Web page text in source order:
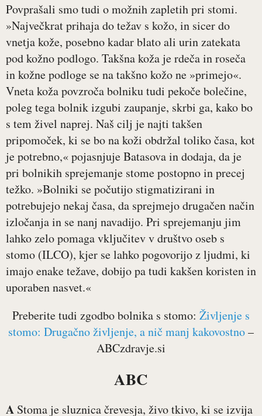
Povprašali smo tudi o možnih zapletih pri stomi.
»Največkrat prihaja do težav s kožo, in sicer do
vnetja kože, posebno kadar blato ali urin zatekata
pod kožno podlogo. Takšna koža je rdeča in roseča
in kožne podloge se na takšno kožo ne »primejo«.
Vneta koža povzroča bolniku tudi pekoče bolečine,
poleg tega bolnik izgubi zaupanje, skrbi ga, kako bo
s tem živel naprej. Naš cilj je najti takšen
pripomoček, ki se bo na koži obdržal toliko časa, kot
je potrebno,« pojasnjuje Batasova in dodaja, da je
pri bolnikih sprejemanje stome postopno in precej
težko. »Bolniki se počutijo stigmatizirani in
potrebujejo nekaj časa, da sprejmejo drugačen način
izločanja in se nanj navadijo. Pri sprejemanju jim
lahko zelo pomaga vključitev v društvo oseb s
stomo (ILCO), kjer se lahko pogovorijo z ljudmi, ki
imajo enake težave, dobijo pa tudi kakšen koristen in
uporaben nasvet.«
Preberite tudi zgodbo bolnika s stomo: Življenje s
stomo: Drugačno življenje, a nič manj kakovostno–
ABCzdravje.si
ABC
A Stoma je sluznica črevesja, živo tkivo, ki se izvija